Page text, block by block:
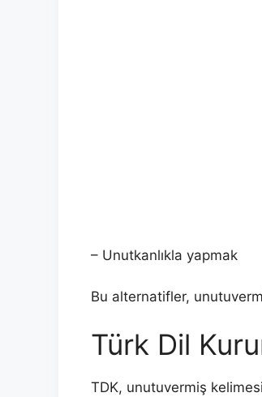
– Unutkanlıkla yapmak
Bu alternatifler,
Türk Dil
TDK, unutuvermiş